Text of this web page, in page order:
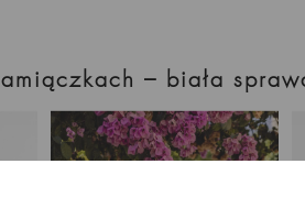
– biała